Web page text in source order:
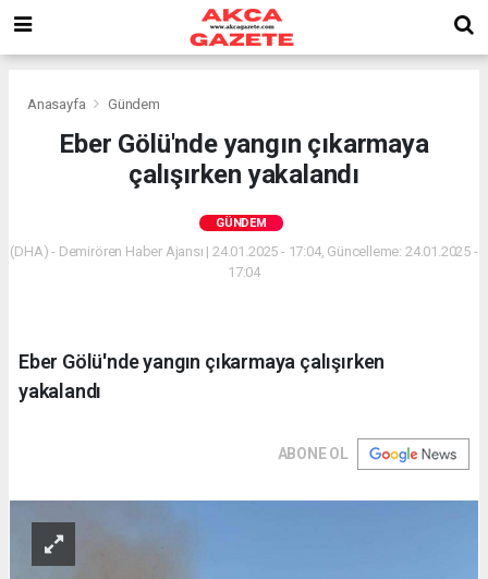
Anasayfa Gündem
Eber Gölü'nde yangın çıkarmaya
çalışırken yakalandı
GÜNDEM
(DHA) - Demirören Haber Ajansı | 24.01.2025 - 17:04, Güncelleme: 24.01.2025 -
17:04
Eber Gölü'nde yangın çıkarmaya çalışırken
yakalandı
ABONE OL